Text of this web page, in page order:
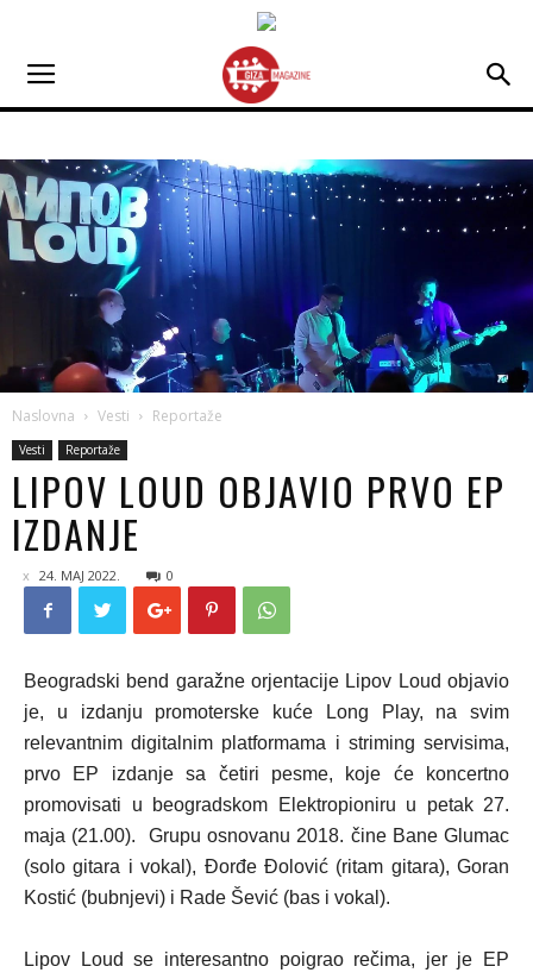
Naslovna Vesti Reportaže
Vesti Reportaže
LIPOV LOUD OBJAVIO PRVO EP
IZDANJE
24. MAJ 2022. 0
Beogradski bend garažne orjentacije Lipov Loud objavio
je, u izdanju promoterske kuće Long Play, na svim
relevantnim digitalnim platformama i striming servisima,
prvo EP izdanje sa četiri pesme, koje će koncertno
promovisati u beogradskom Elektropioniru u petak 27.
maja (21.00). Grupu osnovanu 2018. čine Bane Glumac
(solo gitara i vokal), Đorđe Đolović (ritam gitara), Goran
Kostić (bubnjevi) i Rade Šević (bas i vokal).
Lipov Loud se interesantno poigrao rečima, jer je EP